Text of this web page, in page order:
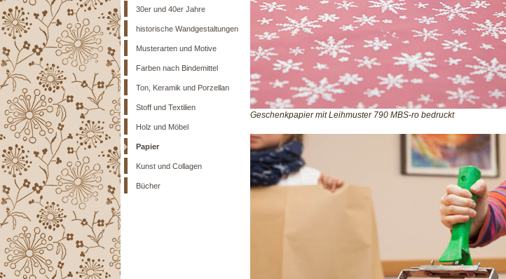
30er und 40er Jahre
historische Wandgestaltungen
Musterarten und Motive
Farben nach Bindemittel
Ton, Keramik und Porzellan
Stoff und Textilien
Holz und Möbel
Papier
Kunst und Collagen
Bücher
Geschenkpapier mit Leihmuster 790 MBS-ro bedruckt